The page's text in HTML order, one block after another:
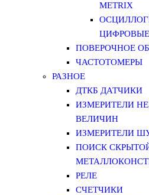
METRIX
ЦИФРОВЫЕ
ПОВЕРОЧНОЕ
ЧАСТОТОМЕРЫ
РАЗНОЕ
ДТКБ ДАТЧИКИ
ИЗМЕРИТЕЛИ
ВЕЛИЧИН
ИЗМЕРИТЕЛИ
ПОИСК
РЕЛЕ
СЧЕТЧИКИ